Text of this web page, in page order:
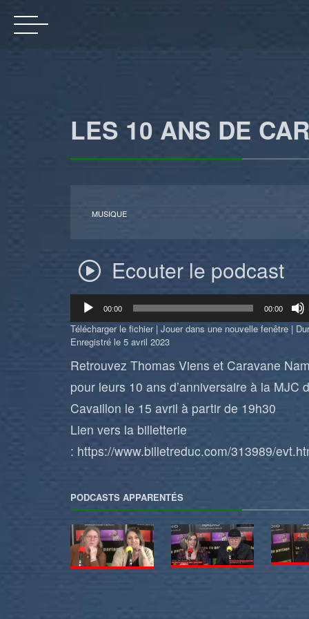
LES 10 ANS DE
MUSIQUE
Ecouter le podcast
Lecteur
audio
00:00 00:00
Télécharger le fichier| Jouer dans une nouvelle fenêtre |
Enregistré le 5 avril 2023
Retrouvez Thomas Viens et Caravane
pour leurs 10 ans d’anniversaire à la MJC
Cavaillon le 15 avril à partir de 19h30
Lien vers la billetterie
: https://www.billetreduc.com/313989/
PODCASTS APPARENTÉS